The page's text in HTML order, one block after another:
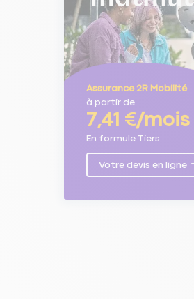
Assurance 2R Mobilité
à partir de
7,41 €/mois
En formule Tiers
Votre devis en ligne